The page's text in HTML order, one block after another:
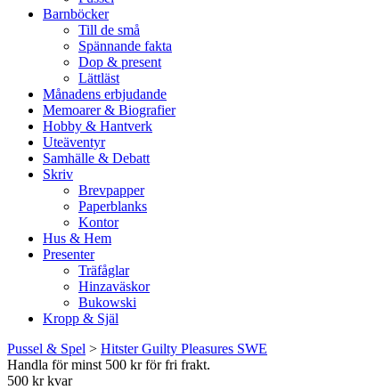
Barnböcker
Till de små
Spännande fakta
Dop & present
Lättläst
Månadens erbjudande
Memoarer & Biografier
Hobby & Hantverk
Uteäventyr
Samhälle & Debatt
Skriv
Brevpapper
Paperblanks
Kontor
Hus & Hem
Presenter
Träfåglar
Hinzaväskor
Bukowski
Kropp & Själ
Pussel & Spel > Hitster Guilty Pleasures SWE
Handla för minst 500 kr för fri frakt.
500 kr kvar